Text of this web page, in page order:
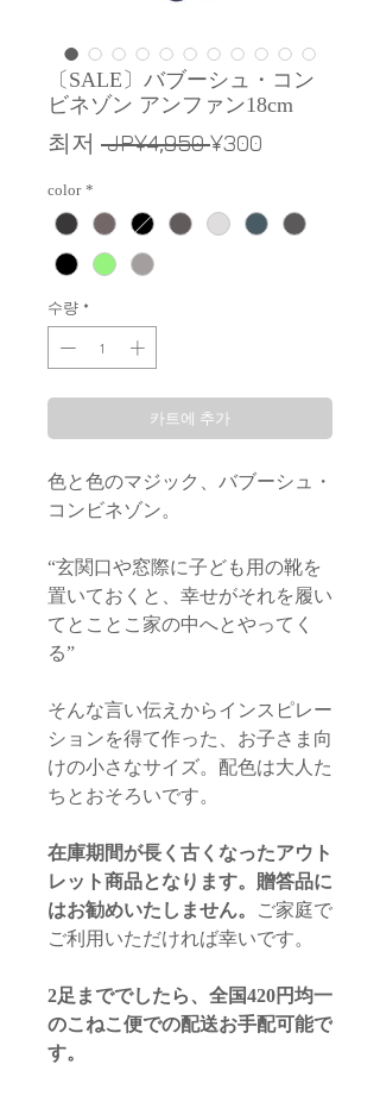
〔SALE〕バブーシュ・コン
ビネゾン アンファン18cm
최저 JP¥4,950 일
¥300
color *
수량 *
카트에 추가
色と色のマジック、バブーシュ・
コンビネゾン。
“玄関口や窓際に子ども用の靴を
置いておくと、幸せがそれを履い
てとことこ家の中へとやってく
る”
そんな言い伝えからインスピレー
ションを得て作った、お子さま向
けの小さなサイズ。配色は大人た
ちとおそろいです。
在庫期間が長く古くなったアウト
レット商品となります。贈答品に
はお勧めいたしません。
ご家庭で
ご利用いただければ幸いです。
2足まででしたら、全国420円均一
のこねこ便での配送お手配可能で
す。